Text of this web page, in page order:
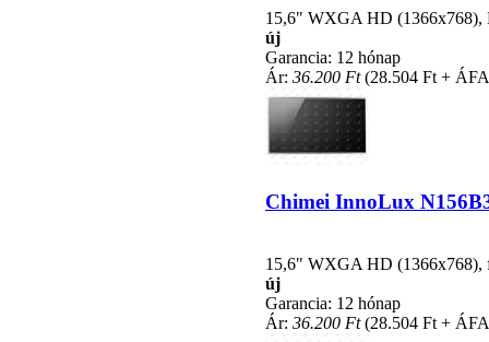
15,6" WXGA HD (1366x768),
új
Garancia: 12 hónap
Ár: 36.200 Ft(28.504 Ft +
Chimei InnoLux
15,6" WXGA HD (1366x768),
új
Garancia: 12 hónap
Ár: 36.200 Ft(28.504 Ft +